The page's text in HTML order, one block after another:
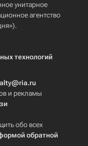
унитарное
агентство
технологий
и рекламы
обо всех
обратной